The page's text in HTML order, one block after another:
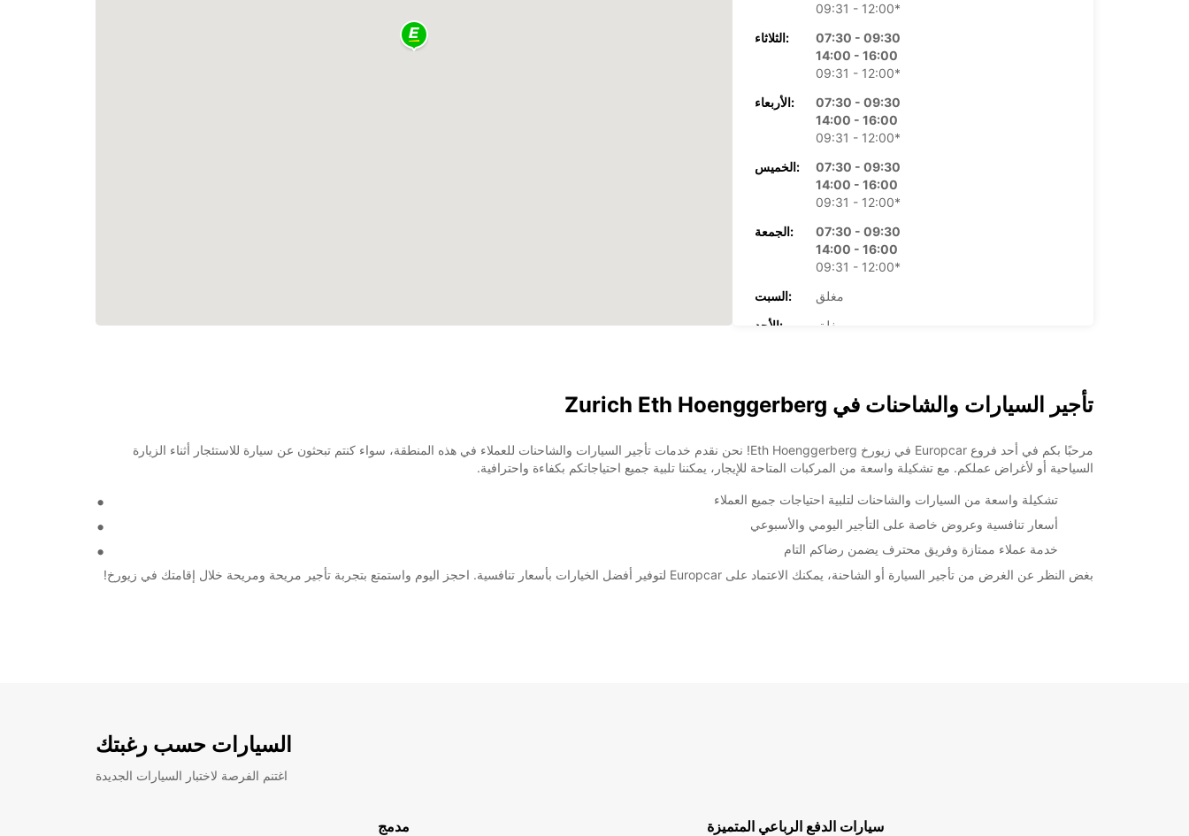
09:31 - 12:00*
الثلاثاء:
07:30 - 09:30
14:00 - 16:00
09:31 - 12:00*
الأربعاء:
07:30 - 09:30
14:00 - 16:00
09:31 - 12:00*
الخميس:
07:30 - 09:30
14:00 - 16:00
09:31 - 12:00*
الجمعة:
07:30 - 09:30
14:00 - 16:00
09:31 - 12:00*
السبت:
مغلق
الأحد:
مغلق
+41 (44) 6337660
خط سير الرحلة
تأجير السيارات والشاحنات في Zurich Eth Hoenggerberg
مرحبًا بكم في أحد فروع Europcar في زيورخ Eth Hoenggerberg! نحن نقدم خدمات تأجير السيارات والشاحنات للعملاء في هذه المنطقة، سواء كنتم تبحثون عن سيارة للاستئجار أثناء الزيارة
السياحية أو لأغراض عملكم. مع تشكيلة واسعة من المركبات المتاحة للإيجار، يمكننا تلبية جميع احتياجاتكم بكفاءة واحترافية.
تشكيلة واسعة من السيارات والشاحنات لتلبية احتياجات جميع العملاء
أسعار تنافسية وعروض خاصة على التأجير اليومي والأسبوعي
خدمة عملاء ممتازة وفريق محترف يضمن رضاكم التام
بغض النظر عن الغرض من تأجير السيارة أو الشاحنة، يمكنك الاعتماد على Europcar لتوفير أفضل الخيارات بأسعار تنافسية. احجز اليوم واستمتع بتجربة تأجير مريحة ومريحة خلال إقامتك في زيورخ!
السيارات حسب رغبتك
اغتنم الفرصة لاختبار السيارات الجديدة
مدمج سيارات الدفع الرباعي المتميزة